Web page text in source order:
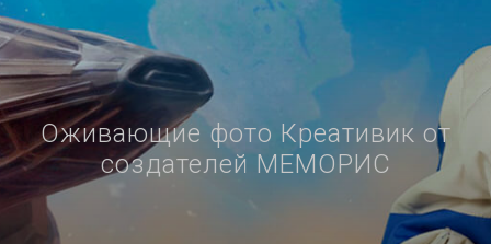
Оживающие фото Креативик от
создателей МЕМОРИС